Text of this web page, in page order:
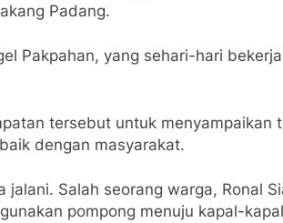
Padang.
Pakpahan, yang sehari-hari
tersebut untuk menyampaikan
dengan masyarakat.
Salah seorang warga, Ronal
pompong menuju kapal-